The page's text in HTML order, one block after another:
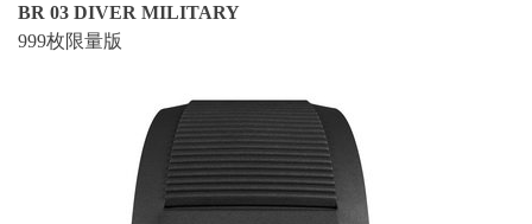
BR 03 DIVER MILITARY
999枚限量版